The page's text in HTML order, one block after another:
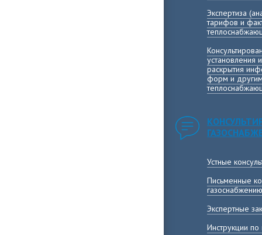
Экспертиза
тарифов и
установления
раскрытия
форм и
Устные
Письменные
газоснабжению
Экспертные
Инструкции